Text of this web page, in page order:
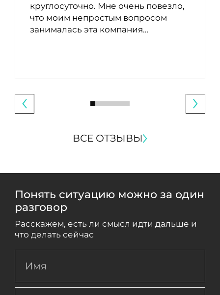
круглосуточно. Мне очень повезло,
что моим непростым вопросом
занималась эта компания…
ВСЕ ОТЗЫВЫ
Понять ситуацию можно за один
разговор
Расскажем, есть ли смысл идти дальше и
что делать сейчас